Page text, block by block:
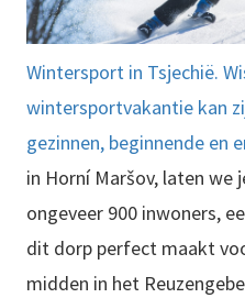
Wintersport in Tsjechië.
wintersportvakantie kan
gezinnen, beginnende en
in Horní Maršov, laten we
ongeveer 900 inwoners,
dit dorp perfect maakt
midden in het